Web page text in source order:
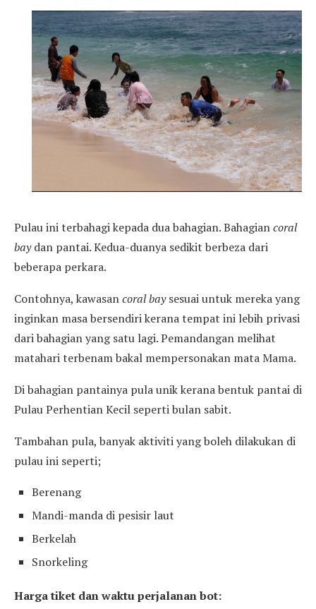
Pulau ini terbahagi kepada dua bahagian. Bahagiancoral
baydan pantai. Kedua-duanya sedikit berbeza dari
beberapa perkara.
Contohnya, kawasancoral baysesuai untuk mereka yang
inginkan masa bersendiri kerana tempat ini lebih privasi
dari bahagian yang satu lagi. Pemandangan melihat
matahari terbenam bakal mempersonakan mata Mama.
Di bahagian pantainya pula unik kerana bentuk pantai di
Pulau Perhentian Kecil seperti bulan sabit.
Tambahan pula, banyak aktiviti yang boleh dilakukan di
pulau ini seperti;
Berenang
Mandi-manda di pesisir laut
Berkelah
Snorkeling
Harga tiket dan waktu perjalanan bot: